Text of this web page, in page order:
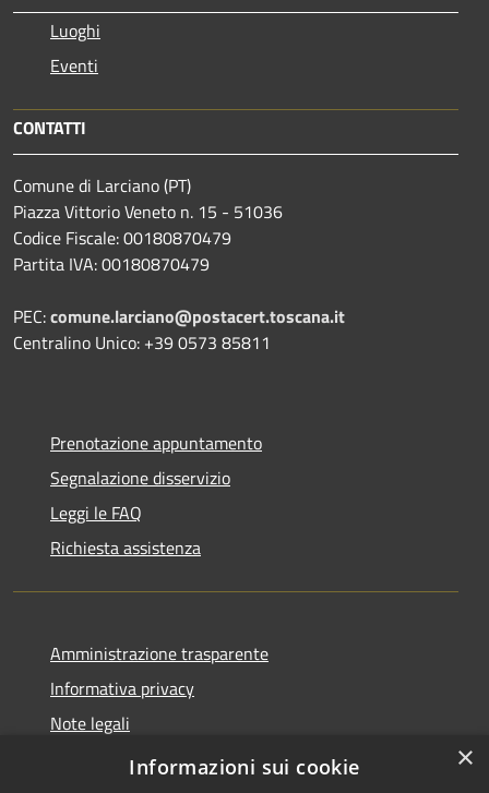
Luoghi
Eventi
CONTATTI
Comune di Larciano (PT)
Piazza Vittorio Veneto n. 15 - 51036
Codice Fiscale: 00180870479
Partita IVA: 00180870479
PEC:comune.larciano@postacert.toscana.it
Centralino Unico: +39 0573 85811
Prenotazione appuntamento
Segnalazione disservizio
Leggi le FAQ
Richiesta assistenza
Amministrazione trasparente
Informativa privacy
Note legali
Dichiarazione di accessibilità
×
Informazioni sui cookie